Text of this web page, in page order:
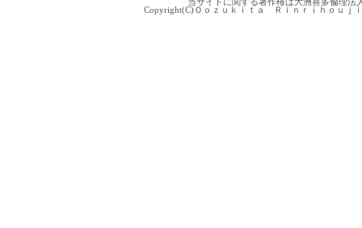
当サイトに関する著作権は大洲喜多倫理法
Copyright(C)Ｏｏｚｕｋｉｔａ Ｒｉｎｒｉｈｏｕｊｉ